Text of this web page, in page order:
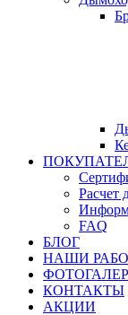
Расчет
FAQ
БЛОГ
НАШИ
КОНТАКТЫ
АКЦИИ